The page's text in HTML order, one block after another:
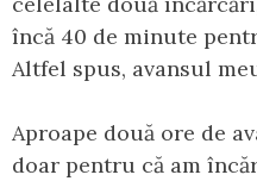
încă 40 de minute
Altfel spus, avansul
Aproape două ore de
doar pentru că am